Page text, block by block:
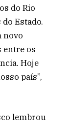
do Rio
Estado.
novo
entre os
Hoje
país”,
lembrou